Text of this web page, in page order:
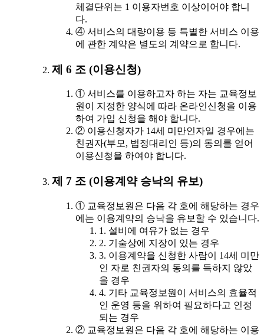
체결단위는 1 이용자번호 이상이어야 합니
다.
④ 서비스의 대량이용 등 특별한 서비스 이용
에 관한 계약은 별도의 계약으로 합니다.
제 6 조 (이용신청)
① 서비스를 이용하고자 하는 자는 교육정보
원이 지정한 양식에 따라 온라인신청을 이용
하여 가입 신청을 해야 합니다.
② 이용신청자가 14세 미만인자일 경우에는
친권자(부모, 법정대리인 등)의 동의를 얻어
이용신청을 하여야 합니다.
제 7 조 (이용계약 승낙의 유보)
① 교육정보원은 다음 각 호에 해당하는 경우
에는 이용계약의 승낙을 유보할 수 있습니다.
1. 설비에 여유가 없는 경우
2. 기술상에 지장이 있는 경우
3. 이용계약을 신청한 사람이 14세 미만
인 자로 친권자의 동의를 득하지 않았
을 경우
4. 기타 교육정보원이 서비스의 효율적
인 운영 등을 위하여 필요하다고 인정
되는 경우
② 교육정보원은 다음 각 호에 해당하는 이용